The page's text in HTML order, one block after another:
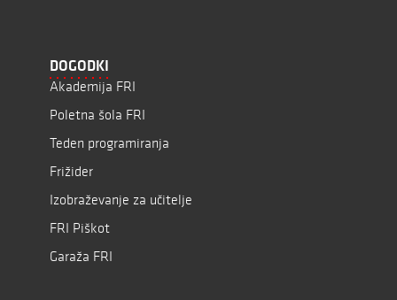
DOGODKI
Akademija FRI
Poletna šola FRI
Teden programiranja
Frižider
Izobraževanje za učitelje
FRI Piškot
Garaža FRI